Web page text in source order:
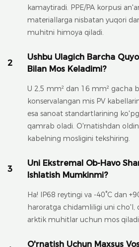
kamaytiradi. PPE/PA korpusi
materiallarga nisbatan yuqori
muhitni himoya qiladi.
2
Ushbu Ulagich Barcha
Bilan Mos Keladimi?
U 2,5 mm² dan 16 mm² gacha
konservalangan mis PV
esa sanoat standartlarining
qamrab oladi. O'rnatishdan
kabelning mosligini tekshiring.
3
Uni Ekstremal Ob-Havo
Ishlatish Mumkinmi?
Ha! IP68 reytingi va -40°C dan
haroratga chidamliligi uni cho'l,
arktik muhitlar uchun mos
O'rnatish Uchun Maxsus